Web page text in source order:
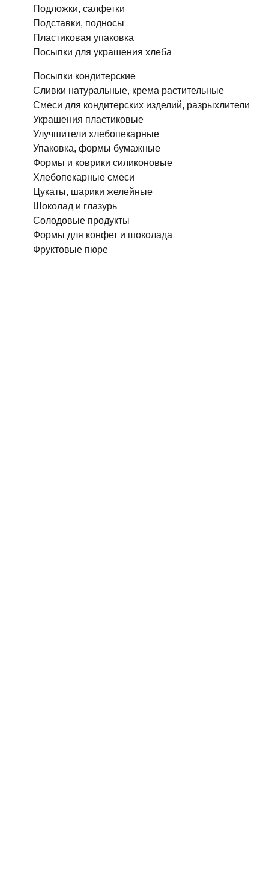
Подложки, салфетки
Подставки, подносы
Пластиковая упаковка
Посыпки для украшения хлеба
Посыпки кондитерские
Сливки натуральные, крема растительные
Смеси для кондитерских изделий, разрыхлители
Украшения пластиковые
Улучшители хлебопекарные
Упаковка, формы бумажные
Формы и коврики силиконовые
Хлебопекарные смеси
Цукаты, шарики желейные
Шоколад и глазурь
Солодовые продукты
Формы для конфет и шоколада
Фруктовые пюре